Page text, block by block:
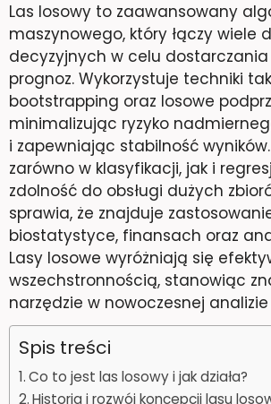
Las losowy to zaawansowany
maszynowego, który łączy wiele
decyzyjnych w celu dostarczania
prognoz. Wykorzystuje techniki
bootstrapping oraz losowe
minimalizując ryzyko
i zapewniając stabilność
zarówno w klasyfikacji, jak i
zdolność do obsługi dużych
sprawia, że znajduje
biostatystyce, finansach oraz
Lasy losowe wyróżniają się
wszechstronnością, stanowiąc
narzędzie w nowoczesnej
Spis treści
Co to jest las losowy i jak działa?
Historia i rozwój koncepcji lasu